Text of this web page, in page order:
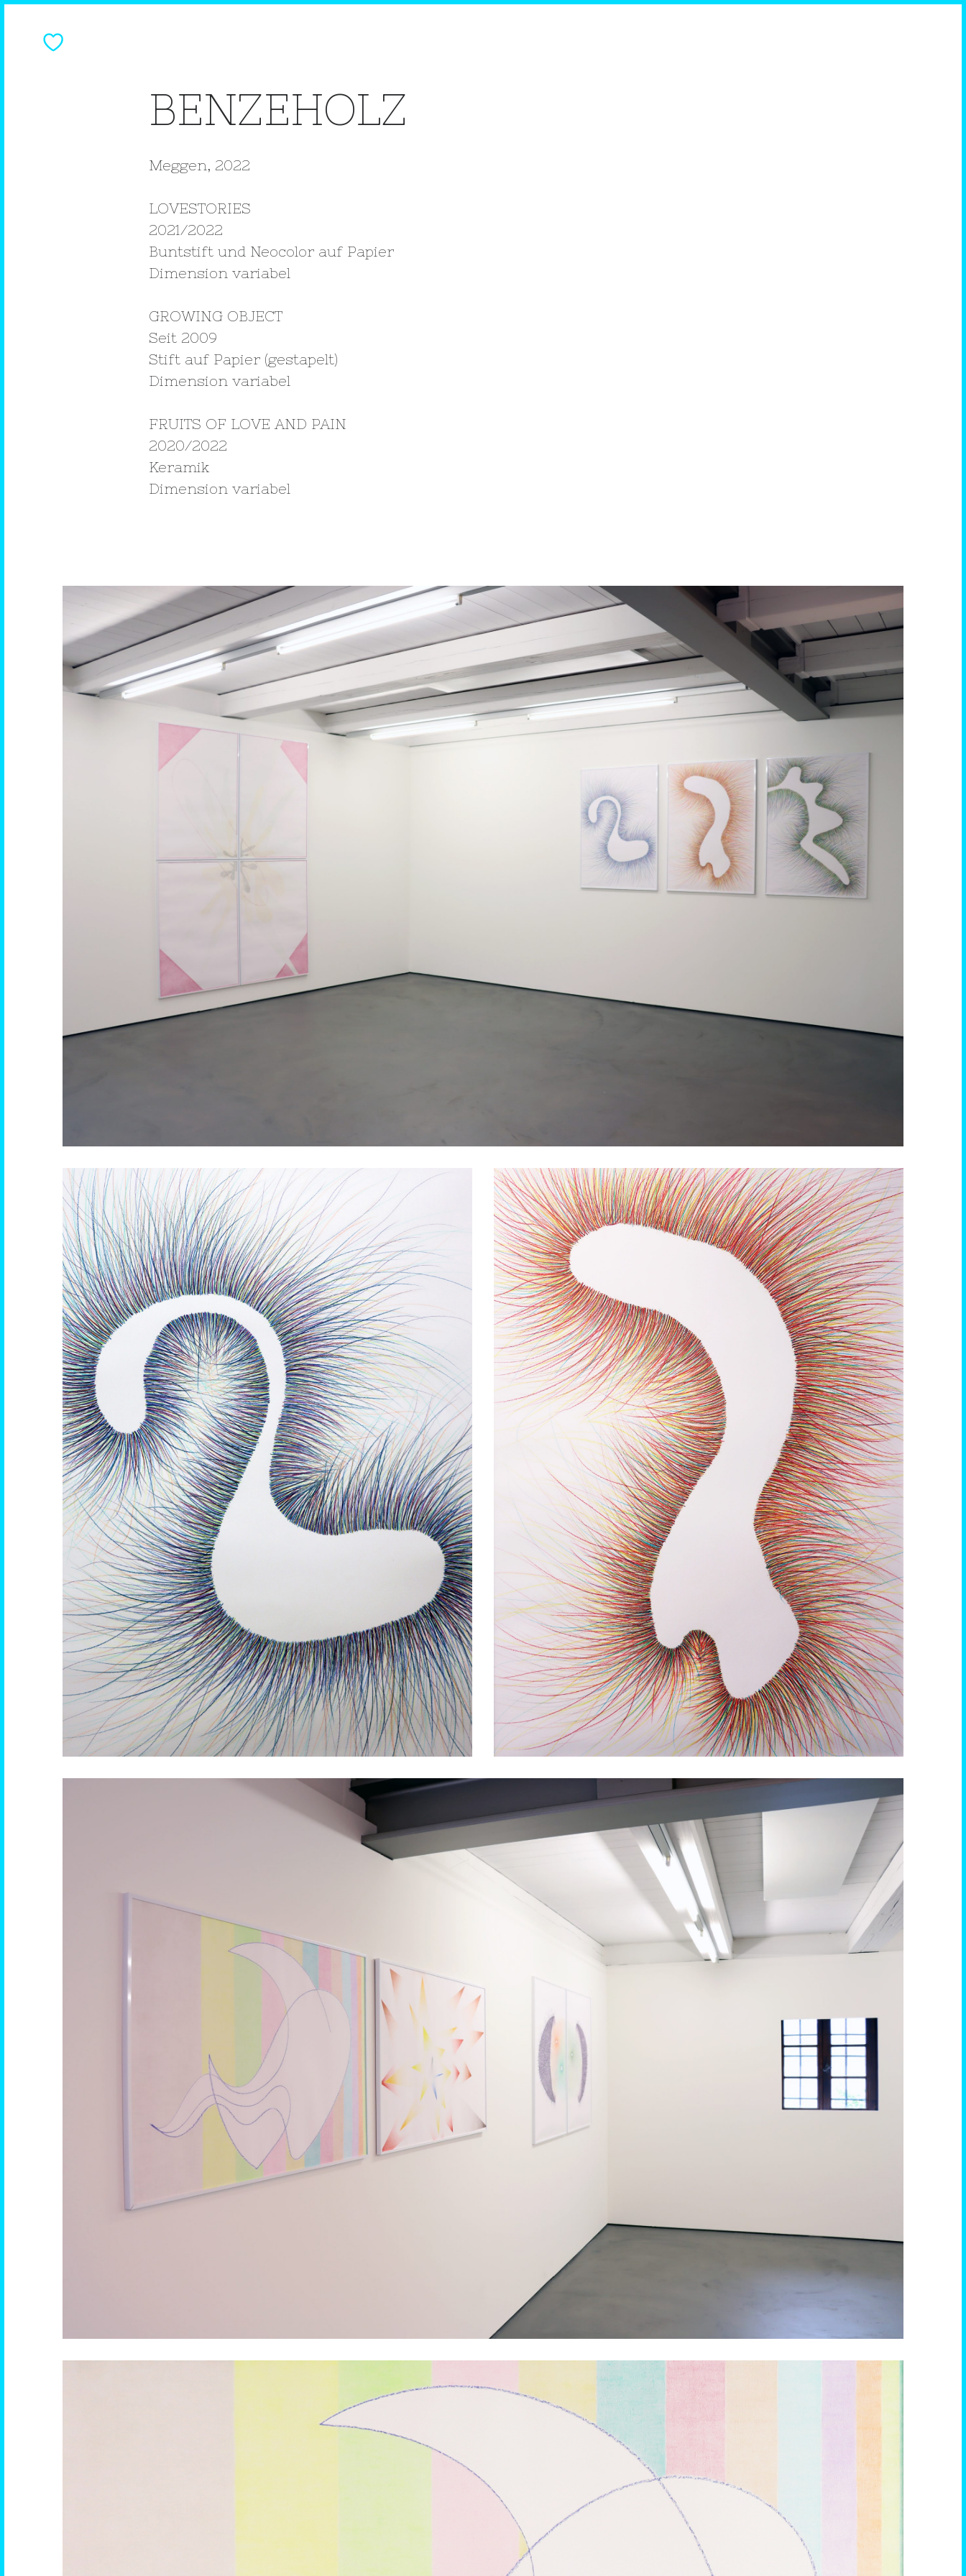
BENZEHOLZ
Meggen, 2022
LOVESTORIES
2021/2022
Buntstift und Neocolor auf Papier
Dimension variabel
GROWING OBJECT
Seit 2009
Stift auf Papier (gestapelt)
Dimension variabel
FRUITS OF LOVE AND PAIN
2020/2022
Keramik
Dimension variabel